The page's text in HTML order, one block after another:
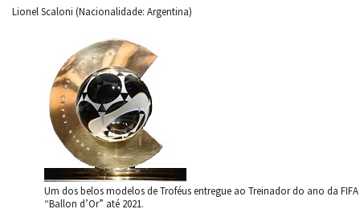
Lionel Scaloni (Nacionalidade: Argentina)
Um dos belos modelos de Troféus entregue ao Treinador do ano da FIFA
“Ballon d’Or” até 2021.